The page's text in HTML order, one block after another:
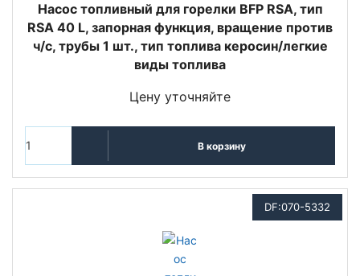
Насос топливный для горелки BFP RSA, тип
RSA 40 L, запорная функция, вращение против
ч/с, трубы 1 шт., тип топлива керосин/легкие
виды топлива
Цену уточняйте
В корзину
DF:070-5332